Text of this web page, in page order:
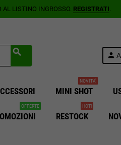
AL LISTINO INGROSSO. REGISTRATI.
search person
MINI SHOT
NOVITA'
OFFERTE
RESTOCK
HOT!